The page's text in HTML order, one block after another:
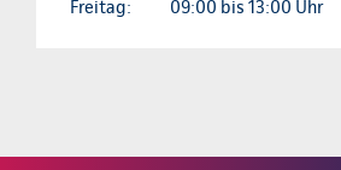
Freitag:
09:00 bis 13:00 Uhr